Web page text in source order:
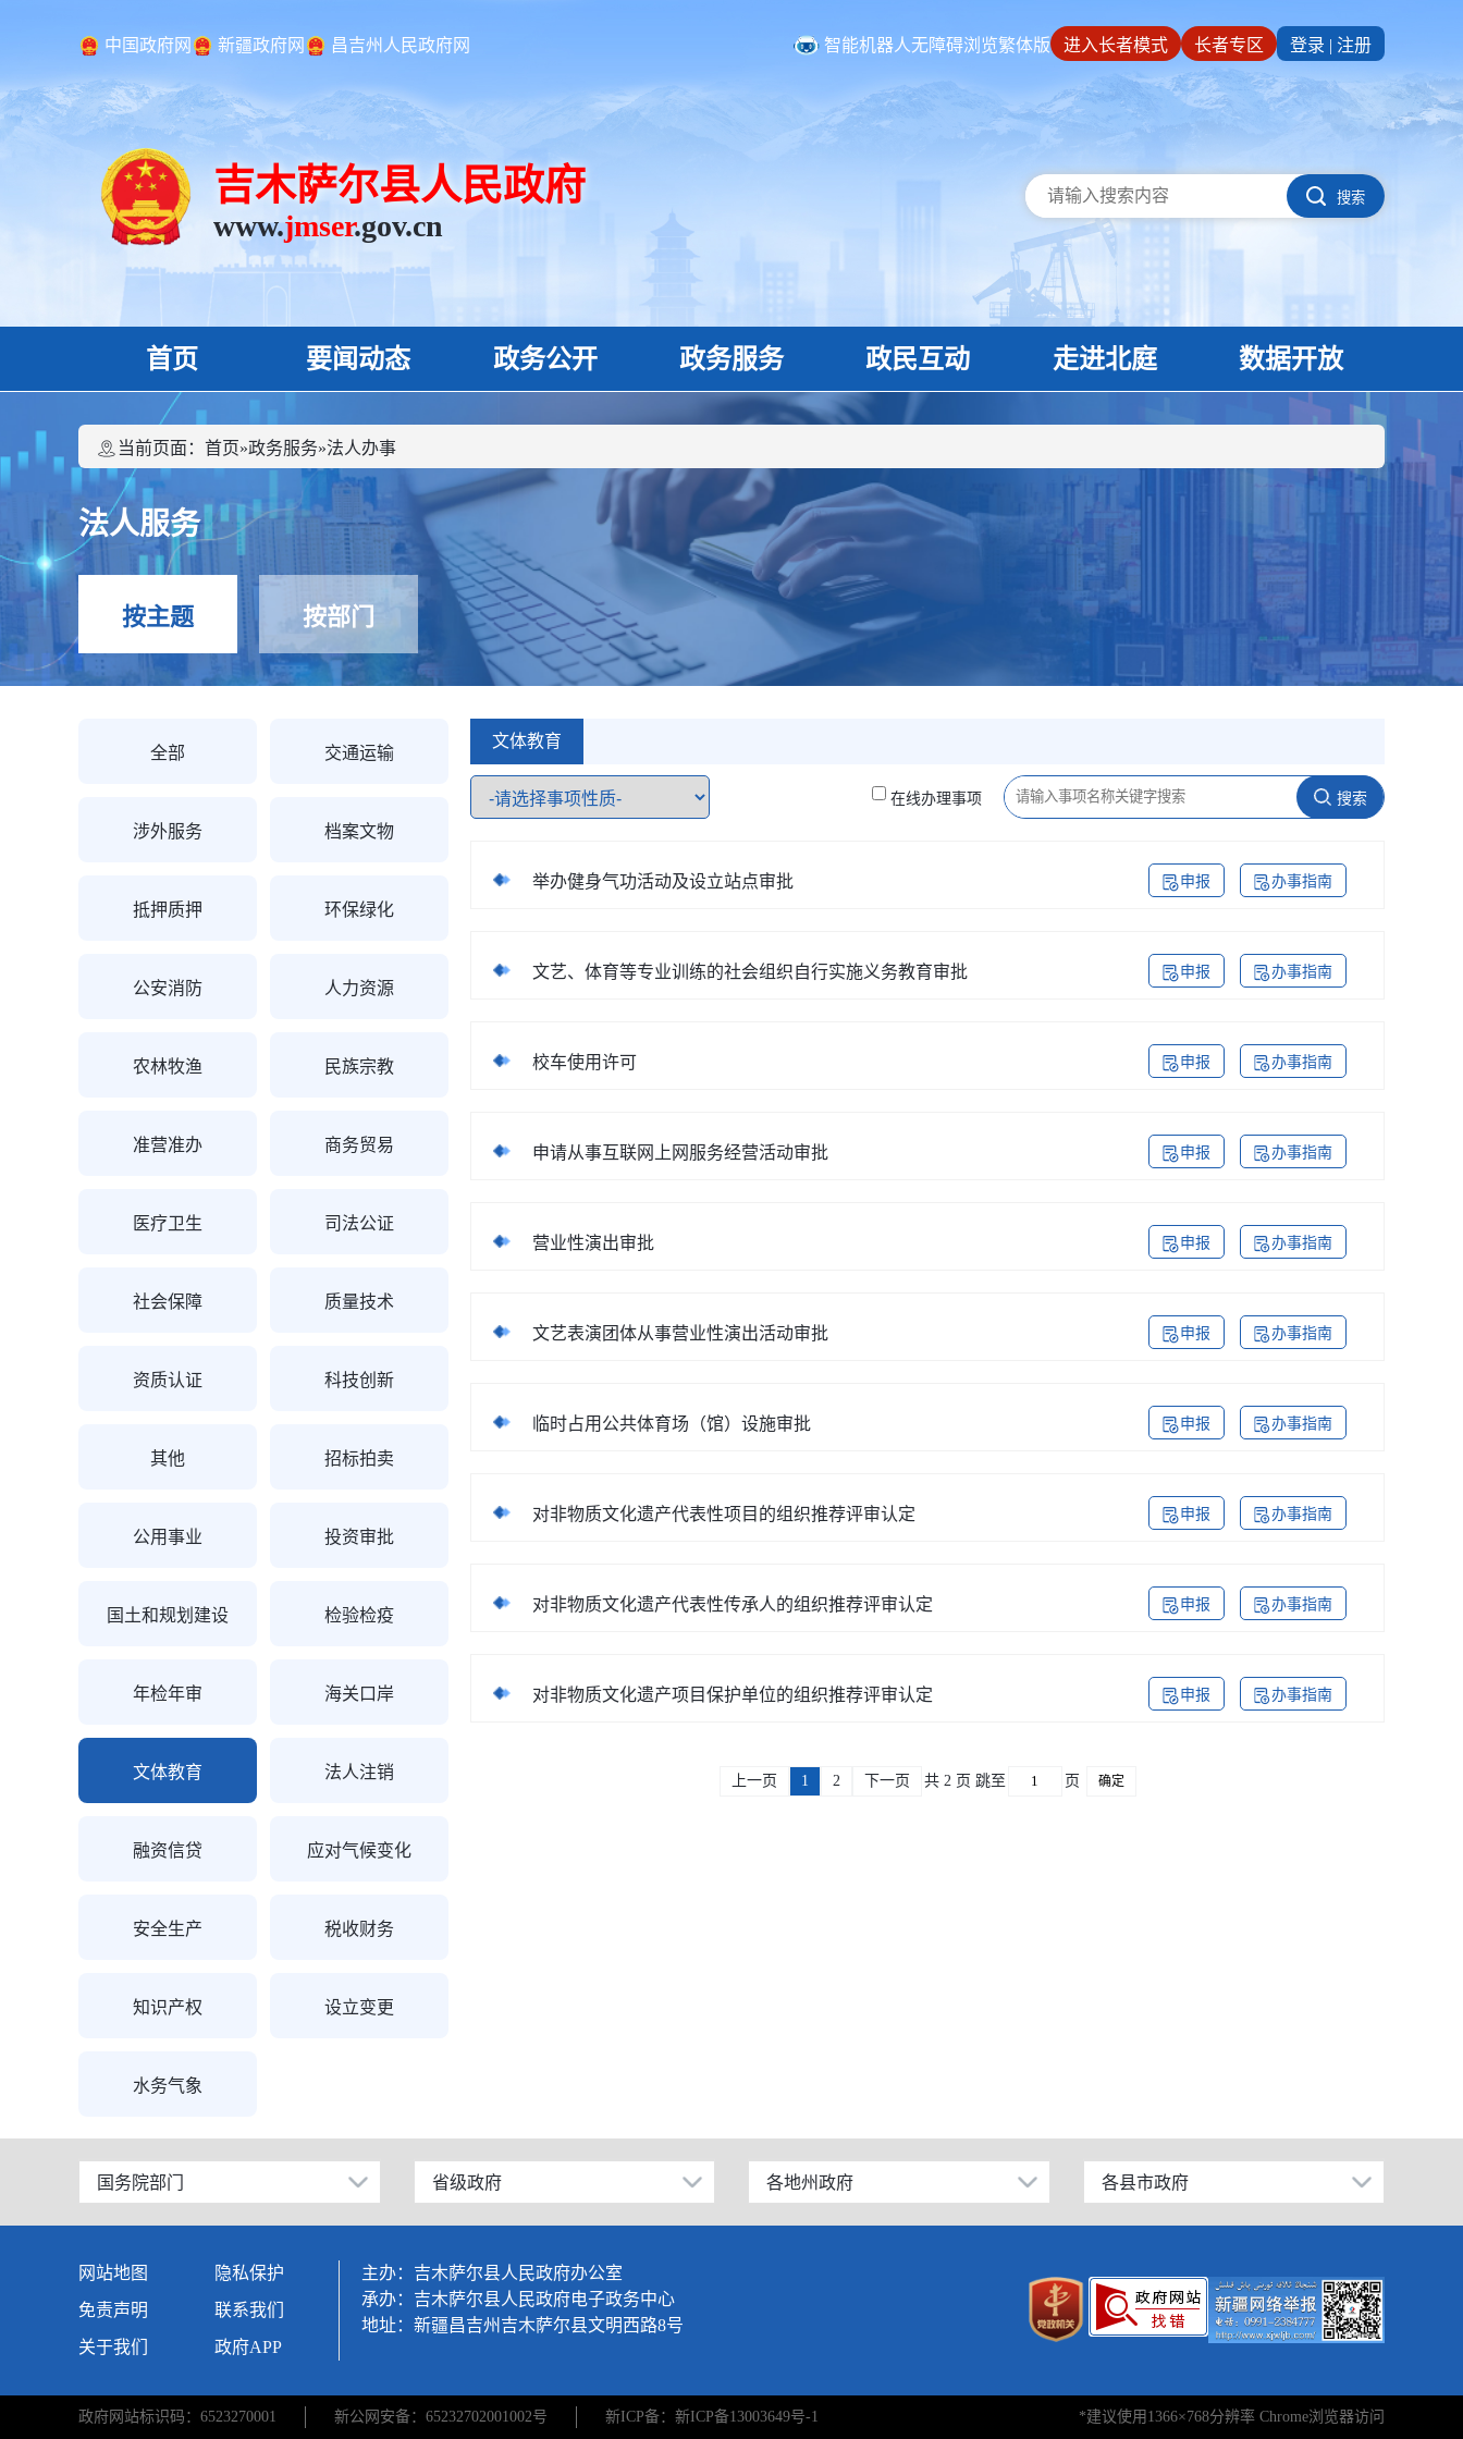
中国政府网 新疆政府网 昌吉州人民政府网 智能机器人无障碍浏览繁体版 进入长者模式 长者专区 登录 | 注册
吉木萨尔县人民政府
www.jmser.gov.cn
搜索
首页 要闻动态 政务公开 政务服务 政民互动 走进北庭 数据开放
当前页面： 首页»政务服务»法人办事
法人服务
按主题 按部门
全部 交通运输
涉外服务 档案文物
抵押质押 环保绿化
公安消防 人力资源
农林牧渔 民族宗教
准营准办 商务贸易
医疗卫生 司法公证
社会保障 质量技术
资质认证 科技创新
其他 招标拍卖
公用事业 投资审批
国土和规划建设 检验检疫
年检年审 海关口岸
文体教育 法人注销
融资信贷 应对气候变化
安全生产 税收财务
知识产权 设立变更
水务气象
文体教育
在线办理事项 搜索
举办健身气功活动及设立站点审批 申报 办事指南
文艺、体育等专业训练的社会组织自行实施义务教育审批 申报 办事指南
校车使用许可 申报 办事指南
申请从事互联网上网服务经营活动审批 申报 办事指南
营业性演出审批 申报 办事指南
文艺表演团体从事营业性演出活动审批 申报 办事指南
临时占用公共体育场（馆）设施审批 申报 办事指南
对非物质文化遗产代表性项目的组织推荐评审认定 申报 办事指南
对非物质文化遗产代表性传承人的组织推荐评审认定 申报 办事指南
对非物质文化遗产项目保护单位的组织推荐评审认定 申报 办事指南
上一页 1 2 下一页 共 2 页 跳至 页 确定
国务院部门
公安部
教育部
省级政府
北京
广东
天津
各地州政府
乌鲁木齐市
各县市政府
昌吉市
玛纳斯县
呼图壁县
网站地图
隐私保护
免责声明
联系我们
关于我们
政府APP
主办：吉木萨尔县人民政府办公室
承办：吉木萨尔县人民政府电子政务中心
地址：新疆昌吉州吉木萨尔县文明西路8号
政府网站标识码：6523270001 新公网安备：65232702001002号 新ICP备：新ICP备13003649号-1 *建议使用1366×768分辨率 Chrome浏览器访问